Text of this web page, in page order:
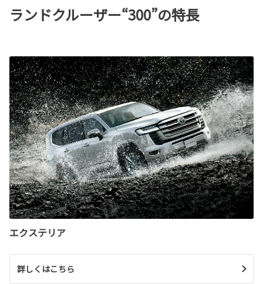
ランドクルーザー“300”の特長
エクステリア
詳しくはこちら